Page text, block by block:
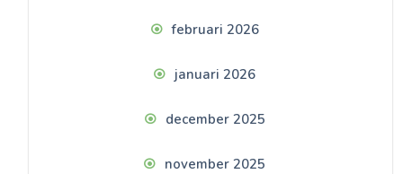
februari 2026
januari 2026
december 2025
november 2025